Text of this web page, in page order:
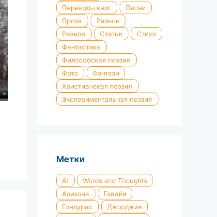
Переводы книг
Песни
Проза
Разное
Разное
Статьи
Стихи
Фантастика
Философская поэзия
Фото
Фэнтези
Христианская поэзия
Экспериментальная поэзия
Метки
AI
Words and Thoughts
Аризона
Гавайи
Гондурас
Джорджия